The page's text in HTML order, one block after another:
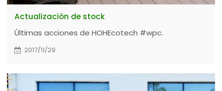
Actualización de stock
Últimas acciones de HOHEcotech #wpc.
2017/11/29